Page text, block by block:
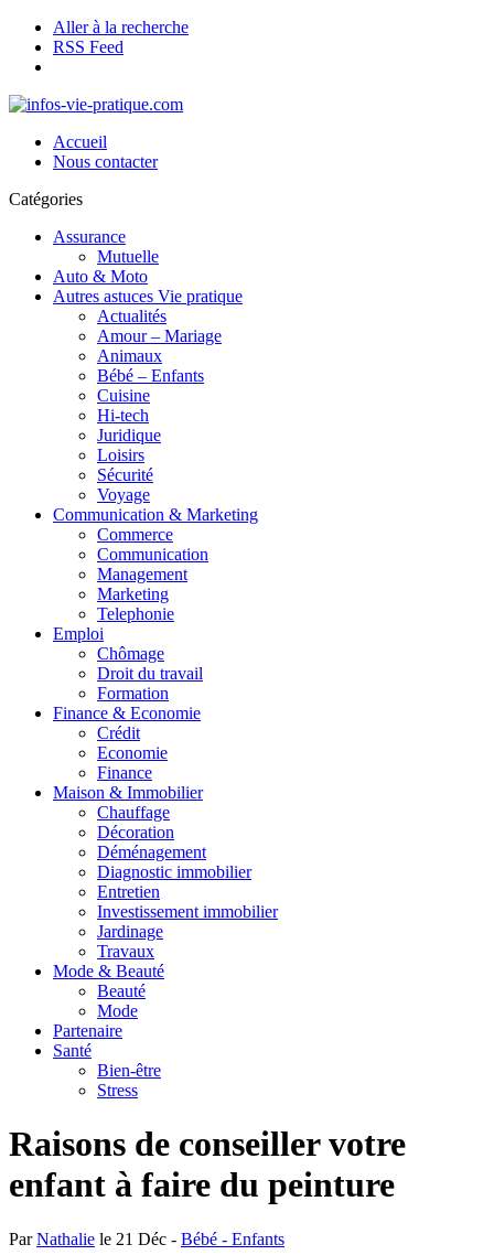
Aller à la recherche
RSS Feed
Accueil
Nous contacter
Catégories
Assurance
Mutuelle
Auto & Moto
Autres astuces Vie pratique
Actualités
Amour – Mariage
Animaux
Bébé – Enfants
Cuisine
Hi-tech
Juridique
Loisirs
Sécurité
Voyage
Communication & Marketing
Commerce
Communication
Management
Marketing
Telephonie
Emploi
Chômage
Droit du travail
Formation
Finance & Economie
Crédit
Economie
Finance
Maison & Immobilier
Chauffage
Décoration
Déménagement
Diagnostic immobilier
Entretien
Investissement immobilier
Jardinage
Travaux
Mode & Beauté
Beauté
Mode
Partenaire
Santé
Bien-être
Stress
Raisons de conseiller votre
enfant à faire du peinture
ParNathalie le 21 Déc - Bébé - Enfants